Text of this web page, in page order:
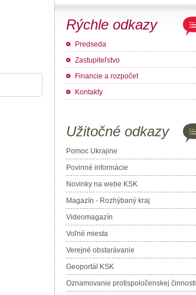
Rýchle odkazy
Predseda
Zastupiteľstvo
Financie a rozpočet
Kontakty
Užitočné odkazy
Pomoc Ukrajine
Povinné informácie
Novinky na webe KSK
Magazín - Rozhýbaný kraj
Videomagazín
Voľné miesta
Verejné obstarávanie
Geoportál KSK
Oznamovanie protispoločenskej činnosti